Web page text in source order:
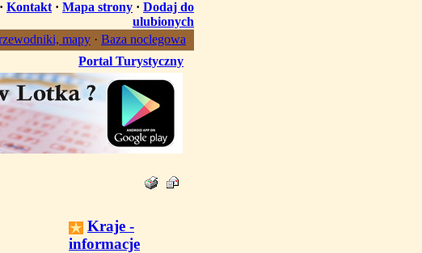
· Kontakt · Mapa strony · Dodaj do
ulubionych
mapy · Baza noclegowa
Portal Turystyczny
Kraje -
informacje